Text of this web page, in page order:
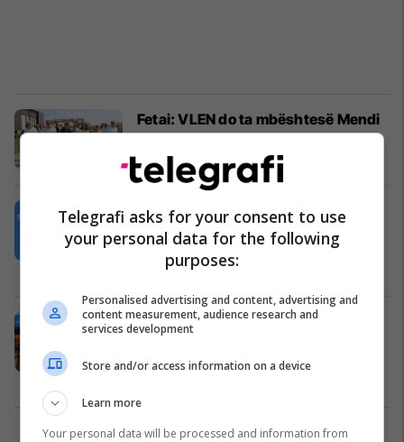
Fetai: VLEN do ta mbështesë Mendi
Qyrën në Komunën e Strugës
Politikë 02/07/2025
Mickoski për anëtarësimin në BE:
Nuk pranojmë imponime nën maskë
të procesit europian
Maqedonia e Veriut
Mickoski në takimin me liderët e
Ballkanit Perëndimor: Forca jonë
qëndron në forcimin e
BE-në
Telegrafi asks for your consent to use
your personal data for the following
purposes:
Personalised advertising and content, advertising and
content measurement, audience research and
services development
Store and/or access information on a device
Learn more
Your personal data will be processed and information from